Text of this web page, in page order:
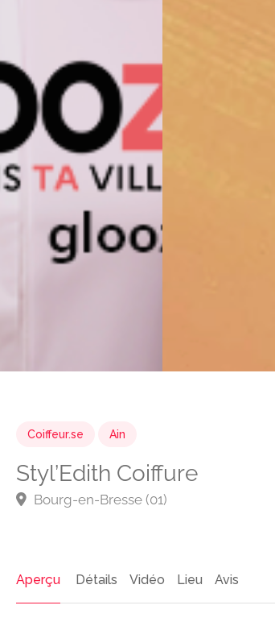
Coiffeur.se Ain
Styl’Edith Coiffure
Bourg-en-Bresse (01)
Aperçu Détails Vidéo Lieu Avis